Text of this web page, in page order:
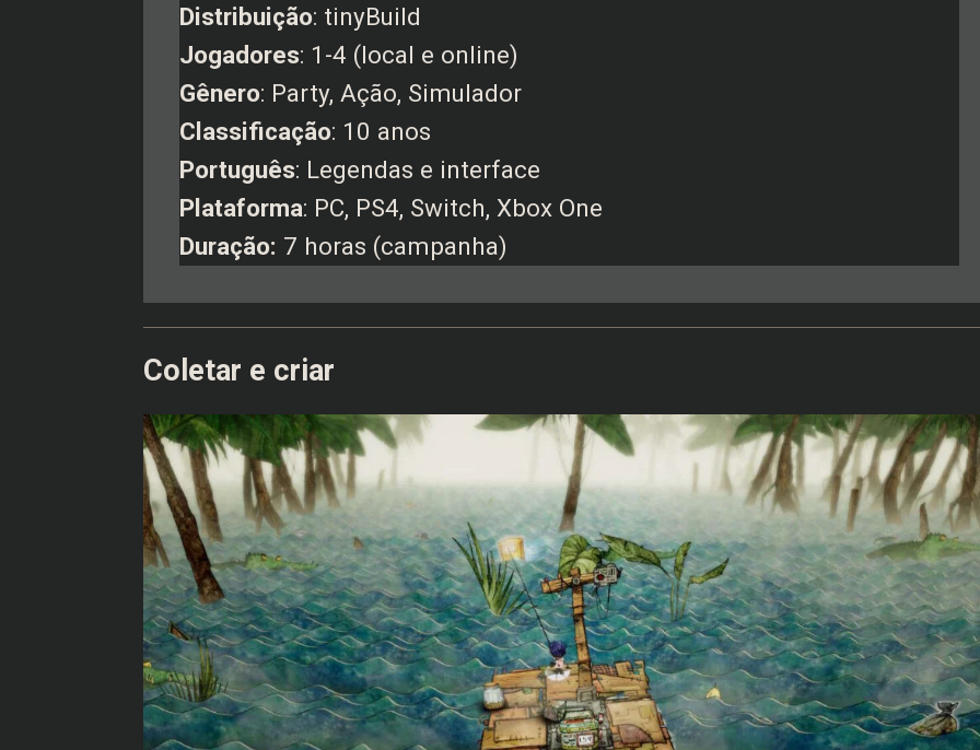
Distribuição: tinyBuild
Jogadores: 1-4 (local e online)
Gênero: Party, Ação, Simulador
Classificação: 10 anos
Português: Legendas e interface
Plataforma: PC, PS4, Switch, Xbox One
Duração: 7 horas (campanha)
Coletar e criar